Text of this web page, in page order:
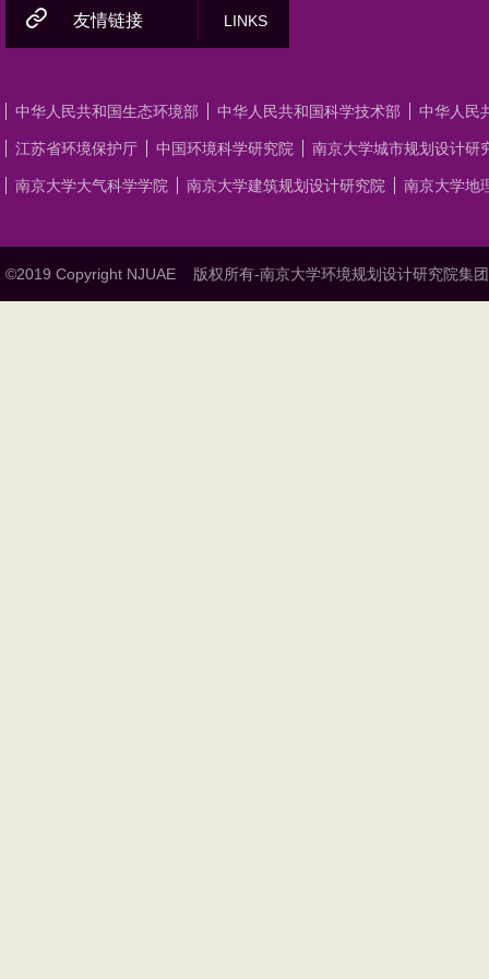
友情链接 LINKS
中华人民共和国生态环境部 中华人民共和国科学技术部 中华人民
江苏省环境保护厅 中国环境科学研究院 南京大学城市规划设计研
南京大学大气科学学院 南京大学建筑规划设计研究院 南京大学地
©2019 Copyright NJUAE 版权所有-南京大学环境规划设计研究院集